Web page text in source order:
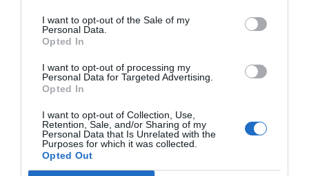
I want to opt-out of the Sale of my
Personal Data.
Opted In
I want to opt-out of processing my
Personal Data for Targeted Advertising.
Opted In
I want to opt-out of Collection, Use,
Retention, Sale, and/or Sharing of my
Personal Data that Is Unrelated with the
Purposes for which it was collected.
Opted Out